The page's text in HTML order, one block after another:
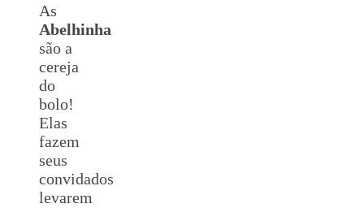
As
Abelhinha
são a
cereja
do
bolo!
Elas
fazem
seus
convidados
levarem